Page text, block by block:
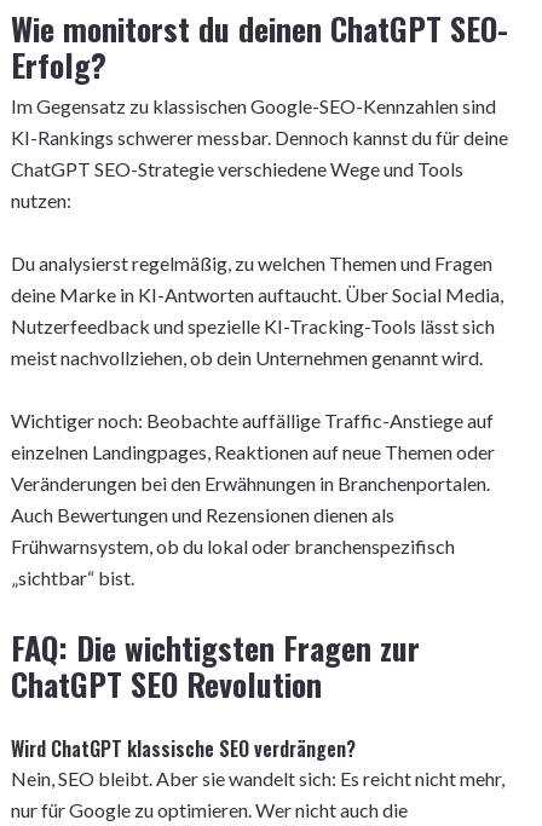
Wie monitorst du deinen ChatGPT SEO-
Erfolg?
Im Gegensatz zu klassischen Google-SEO-Kennzahlen sind
KI-Rankings schwerer messbar. Dennoch kannst du für deine
ChatGPT SEO-Strategie verschiedene Wege und Tools
nutzen:
Du analysierst regelmäßig, zu welchen Themen und Fragen
deine Marke in KI-Antworten auftaucht. Über Social Media,
Nutzerfeedback und spezielle KI-Tracking-Tools lässt sich
meist nachvollziehen, ob dein Unternehmen genannt wird.
Wichtiger noch: Beobachte auffällige Traffic-Anstiege auf
einzelnen Landingpages, Reaktionen auf neue Themen oder
Veränderungen bei den Erwähnungen in Branchenportalen.
Auch Bewertungen und Rezensionen dienen als
Frühwarnsystem, ob du lokal oder branchenspezifisch
„sichtbar“ bist.
FAQ: Die wichtigsten Fragen zur
ChatGPT SEO Revolution
Wird ChatGPT klassische SEO verdrängen?
Nein, SEO bleibt. Aber sie wandelt sich: Es reicht nicht mehr,
nur für Google zu optimieren. Wer nicht auch die